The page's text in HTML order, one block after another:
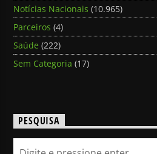
Notícias Nacionais (10.965)
Parceiros (4)
Saúde (222)
Sem Categoria (17)
PESQUISA